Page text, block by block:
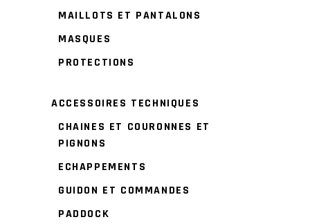
MAILLOTS ET PANTALONS
MASQUES
PROTECTIONS
ACCESSOIRES TECHNIQUES
CHAINES ET COURONNES ET
PIGNONS
ECHAPPEMENTS
GUIDON ET COMMANDES
PADDOCK